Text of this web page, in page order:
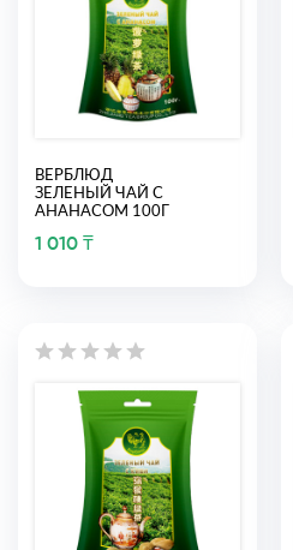
ВЕРБЛЮД
ЗЕЛЕНЫЙ ЧАЙ С
АНАНАСОМ 100Г
1 010 ₸